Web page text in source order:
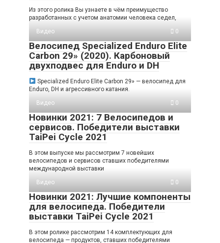
Из этого ролика Вы узнаете в чём преимущество
разработанных с учетом анатомии человека седел,
Видео
0
Велосипед Specialized Enduro Elite
Carbon 29» (2020). Карбоновый
двухподвес для Enduro и DH
Specialized Enduro Elite Carbon 29» — велосипед для
Enduro, DH и агрессивного катания.
Видео
0
Новинки 2021: 7 Велосипедов и
сервисов. Победители выставки
TaiPei Cycle 2021
В этом выпуске мы рассмотрим 7 новейших
велосипедов и сервисов ставших победителями
международной выставки
Видео
0
Новинки 2021: Лучшие компоненты
для велосипеда. Победители
выставки TaiPei Cycle 2021
В этом ролике рассмотрим 14 комплектующих для
велосипеда — продуктов, ставших победителями